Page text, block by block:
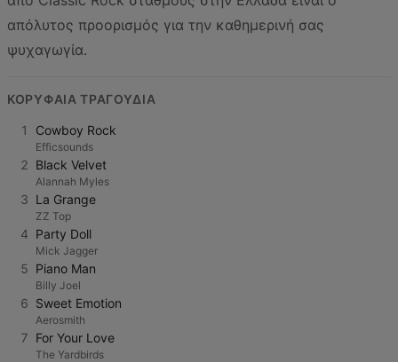
απόλυτος προορισμός για την καθημερινή σας
ψυχαγωγία.
ΚΟΡΥΦΑΊΑ ΤΡΑΓΟΎΔΙΑ
1 Cowboy Rock
Efficsounds
2 Black Velvet
Alannah Myles
3 La Grange
ZZ Top
4 Party Doll
Mick Jagger
5 Piano Man
Billy Joel
6 Sweet Emotion
Aerosmith
7 For Your Love
The Yardbirds